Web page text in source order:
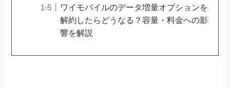
ワイモバイルのデータ増量オプションを
解約したらどうなる？容量・料金への影
響を解説